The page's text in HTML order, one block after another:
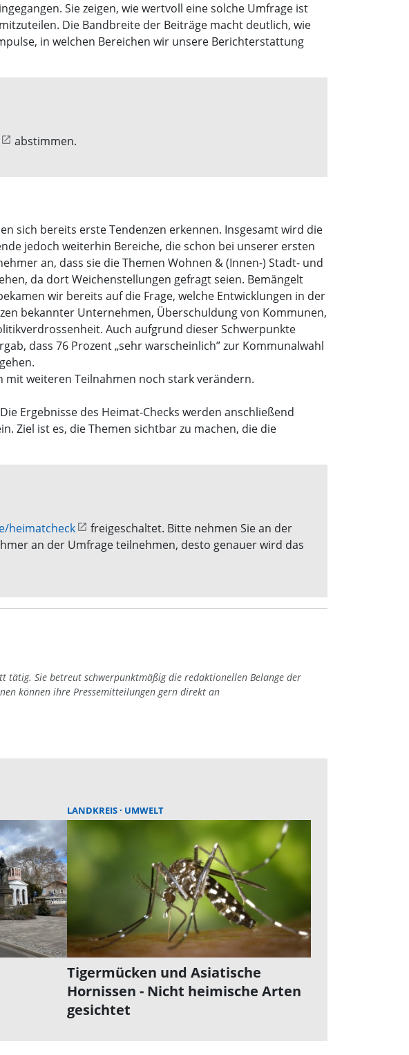
Sie zeigen, wie wertvoll eine solche Umfrage ist
Die Bandbreite der Beiträge macht deutlich, wie
in welchen Bereichen wir unsere Berichterstattung
abstimmen.
sich bereits erste Tendenzen erkennen. Insgesamt wird die
jedoch weiterhin Bereiche, die schon bei unserer ersten
an, dass sie die Themen Wohnen & (Innen-) Stadt- und
da dort Weichenstellungen gefragt seien. Bemängelt
wir bereits auf die Frage, welche Entwicklungen in der
bekannter Unternehmen, Überschuldung von Kommunen,
Auch aufgrund dieser Schwerpunkte
dass 76 Prozent „sehr warscheinlich” zur Kommunalwahl
mit weiteren Teilnahmen noch stark verändern.
Ergebnisse des Heimat-Checks werden anschließend
Ziel ist es, die Themen sichtbar zu machen, die die
heimatcheck
freigeschaltet. Bitte nehmen Sie an der
an der Umfrage teilnehmen, desto genauer wird das
tätig. Sie betreut schwerpunktmäßig die redaktionellen Belange der
können ihre Pressemitteilungen gern direkt an
LANDKREIS UMWELT
Tigermücken und Asiatische
Hornissen - Nicht heimische Arten
gesichtet